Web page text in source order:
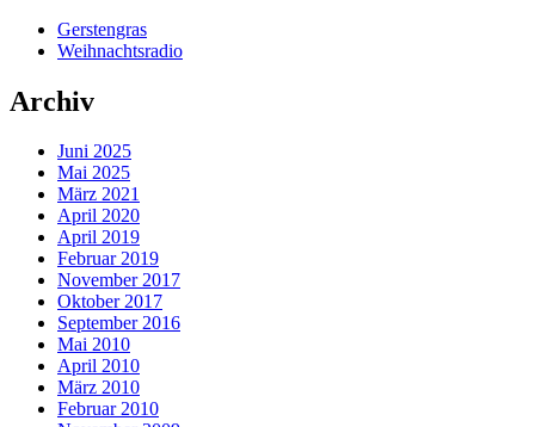
Gerstengras
Weihnachtsradio
Archiv
Juni 2025
Mai 2025
März 2021
April 2020
April 2019
Februar 2019
November 2017
Oktober 2017
September 2016
Mai 2010
April 2010
März 2010
Februar 2010